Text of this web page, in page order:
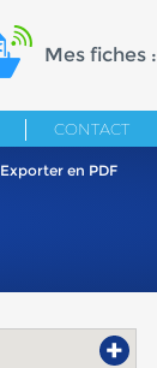
Mes fiches :
CONTACT
Exporter en PDF
+